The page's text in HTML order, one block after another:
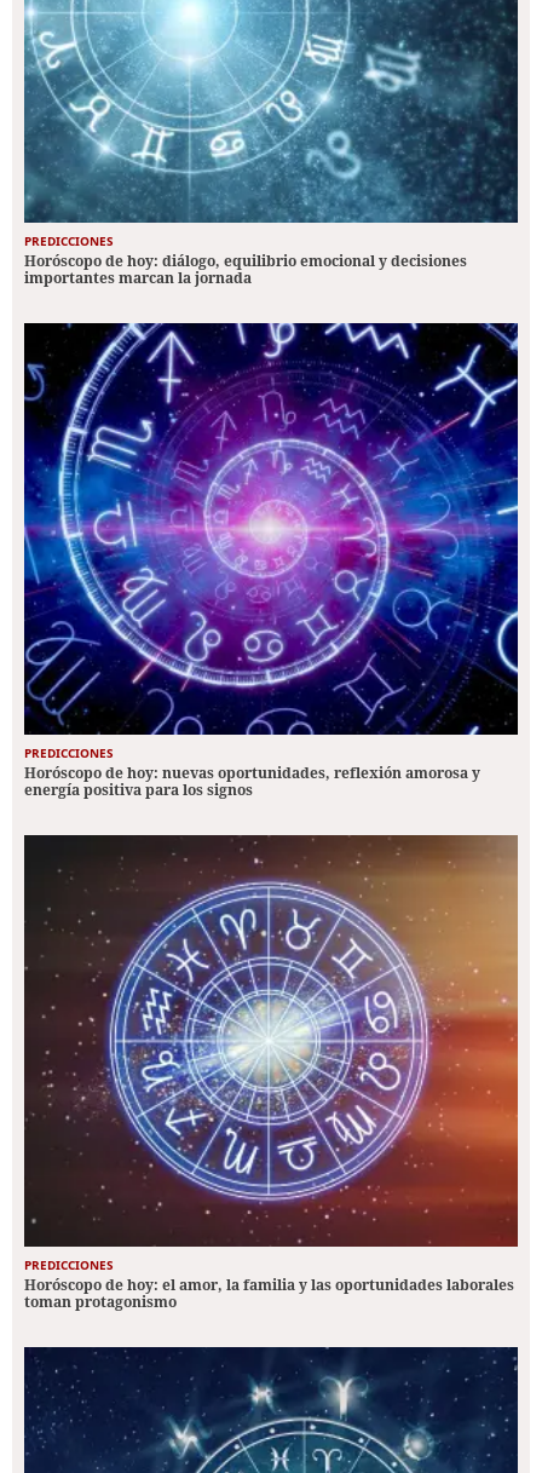
PREDICCIONES
Horóscopo de hoy: diálogo, equilibrio emocional y decisiones
importantes marcan la jornada
PREDICCIONES
Horóscopo de hoy: nuevas oportunidades, reflexión amorosa y
energía positiva para los signos
PREDICCIONES
Horóscopo de hoy: el amor, la familia y las oportunidades laborales
toman protagonismo